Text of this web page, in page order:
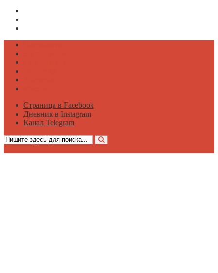
Страница в Facebook
Дневник в Instagram
Канал Telegram